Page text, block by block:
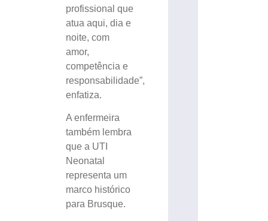
profissional que
atua aqui, dia e
noite, com
amor,
competência e
responsabilidade”,
enfatiza.
A enfermeira
também lembra
que a UTI
Neonatal
representa um
marco histórico
para Brusque.